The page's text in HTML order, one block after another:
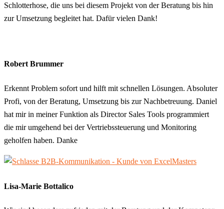
Schlotterhose, die uns bei diesem Projekt von der Beratung bis hin
zur Umsetzung begleitet hat. Dafür vielen Dank!
Robert Brummer
Erkennt Problem sofort und hilft mit schnellen Lösungen. Absoluter
Profi, von der Beratung, Umsetzung bis zur Nachbetreuung. Daniel
hat mir in meiner Funktion als Director Sales Tools programmiert
die mir umgehend bei der Vertriebssteuerung und Monitoring
geholfen haben. Danke
Lisa-Marie Bottalico